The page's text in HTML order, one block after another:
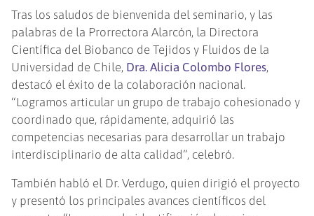
Tras los saludos de bienvenida del seminario, y las
palabras de la Prorrectora Alarcón, la Directora
Científica del Biobanco de Tejidos y Fluidos de la
Universidad de Chile, Dra. Alicia Colombo Flores,
destacó el éxito de la colaboración nacional.
“Logramos articular un grupo de trabajo cohesionado y
coordinado que, rápidamente, adquirió las
competencias necesarias para desarrollar un trabajo
interdisciplinario de alta calidad”, celebró.
También habló el Dr. Verdugo, quien dirigió el proyecto
y presentó los principales avances científicos del